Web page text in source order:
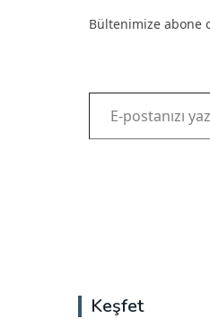
Bültenimize abone
E-postanızı yazın…
Keşfet